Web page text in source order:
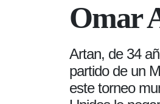
Omar
Artan, de 34
partido de un
este torneo